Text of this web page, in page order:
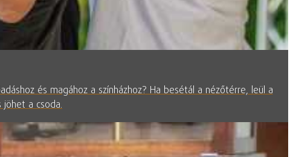
és magához a színházhoz? Ha besétál a nézőtérre, leül a
a csoda.